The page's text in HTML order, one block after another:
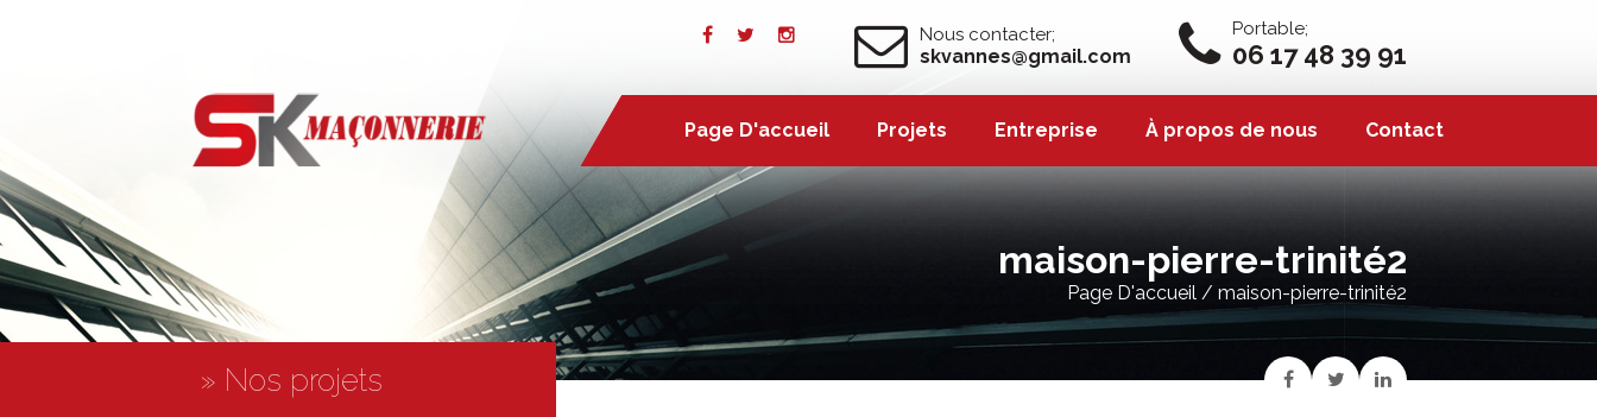
Portable;
06 17 48 39 91
Nous contacter;
skvannes@gmail.com
Page D'accueil Projets Entreprise À propos de nous Contact
maison-pierre-trinité2
Page D'accueil / maison-pierre-trinité2
Page D'accueil Projets Entreprise À propos de nous Contact
» Nos projets